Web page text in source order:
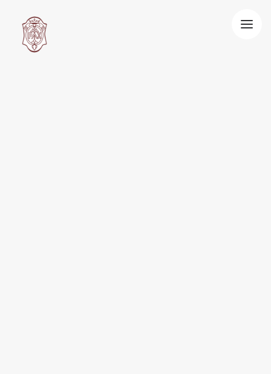
HOME
LA NOSTRA VITA